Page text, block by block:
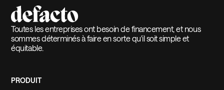
Toutes les entreprises ont besoin de financement, et nous
sommes déterminés à faire en sorte qu'il soit simple et
équitable.
PRODUIT